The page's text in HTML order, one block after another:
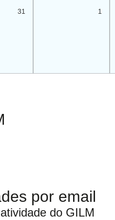
31 1
por email
do GILM